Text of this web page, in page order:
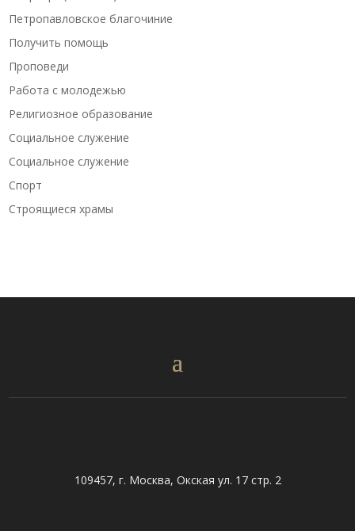
Петропавловское благочиние
Получить помощь
Проповеди
Работа с молодежью
Религиозное образование
Социальное служение
Социальное служение
Спорт
Строящиеся храмы
109457, г. Москва, Окская ул. 17 стр. 2